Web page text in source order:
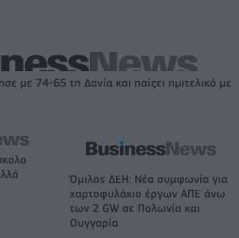
με 74-65 τη Δανία και παίζει ημιτελικό με
Όμιλος ΔΕΗ: Νέα συμφωνία για
χαρτοφυλάκιο έργων ΑΠΕ άνω
των 2 GW σε Πολωνία και
Ουγγαρία